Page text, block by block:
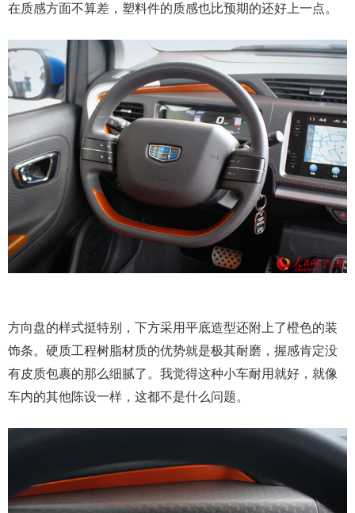
在质感方面不算差，塑料件的质感也比预期的还好上一点。
方向盘的样式挺特别，下方采用平底造型还附上了橙色的装
饰条。硬质工程树脂材质的优势就是极其耐磨，握感肯定没
有皮质包裹的那么细腻了。我觉得这种小车耐用就好，就像
车内的其他陈设一样，这都不是什么问题。